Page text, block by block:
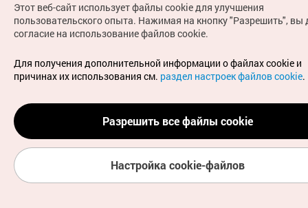
(с) Национальная организация туризма Кореи Все
права защищены
Для извещения об ошибках и проблемах, связанных с
работой веб-сайта, направляйте ваши запросы на
официальный адрес электронной почты
russian@knto.or.kr
Этот веб-сайт использует файлы cookie для улучшения
пользовательского опыта. Нажимая на кнопку "Разрешить", вы
согласие на использование файлов cookie.
Для получения дополнительной информации о файлах cookie и
причинах их использования см. раздел настроек файлов cookie.
Разрешить все файлы cookie
Настройка cookie-файлов